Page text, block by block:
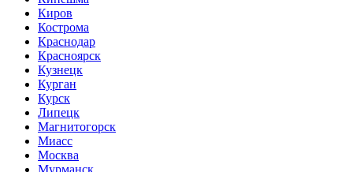
Киров
Кострома
Краснодар
Красноярск
Кузнецк
Курган
Курск
Липецк
Магнитогорск
Миасс
Москва
Мурманск